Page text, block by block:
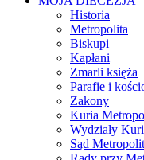
Historia
Metropolita
Biskupi
Kapłani
Zmarli księża
Parafie i
Zakony
Kuria
Wydziały
Sąd